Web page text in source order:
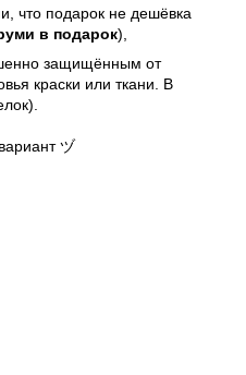
что подарок не дешёвка
в подарок),
защищённым от
краски или ткани. В
ヅ